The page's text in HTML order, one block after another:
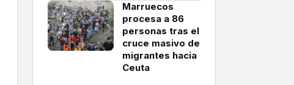
Marruecos
procesa a 86
personas tras el
cruce masivo de
migrantes hacia
Ceuta